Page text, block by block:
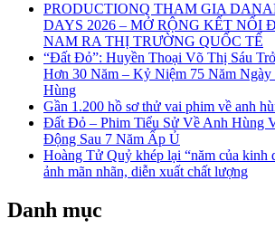
PRODUCTIONQ THAM GIA
DAYS 2026 – MỞ RỘNG KẾT NỐI
NAM RA THỊ TRƯỜNG QUỐC TẾ
“Đất Đỏ”: Huyền Thoại Võ Thị Sáu
Hơn 30 Năm – Kỷ Niệm 75 Năm
Hùng
Gần 1.200 hồ sơ thử vai phim về anh
Đất Đỏ – Phim Tiểu Sử Về Anh Hùng
Động Sau 7 Năm Ấp Ủ
Hoàng Tử Quỷ khép lại “năm của kinh
ảnh mãn nhãn, diễn xuất chất lượng
Danh mục